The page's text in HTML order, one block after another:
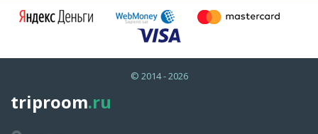
© 2014 - 2026
triproom.ru